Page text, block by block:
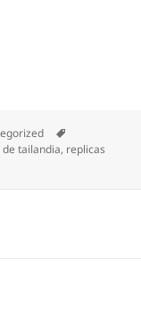
tailandia, replicas